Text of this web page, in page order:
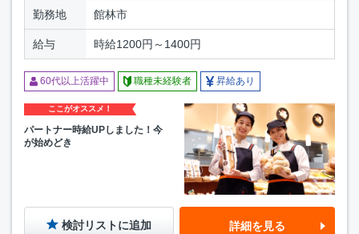
勤務地 館林市
給与 時給1200円～1400円
60代以上活躍中 職種未経験者 昇給あり
ここがオススメ！
パートナー時給UPしました！今
が始めどき
検討リストに追加 詳細を見る